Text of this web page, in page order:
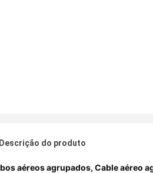
Descrição do produto
aéreos agrupados, Cable aéreo